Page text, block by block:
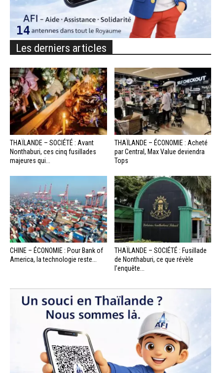
Les derniers articles
THAÏLANDE – SOCIÉTÉ : Avant
Nonthaburi, ces cinq fusillades
majeures qui...
THAÏLANDE – ÉCONOMIE : Acheté
par Central, Max Value deviendra
Tops
CHINE – ÉCONOMIE : Pour Bank of
America, la technologie reste...
THAÏLANDE – SOCIÉTÉ : Fusillade
de Nonthaburi, ce que révèle
l’enquête...